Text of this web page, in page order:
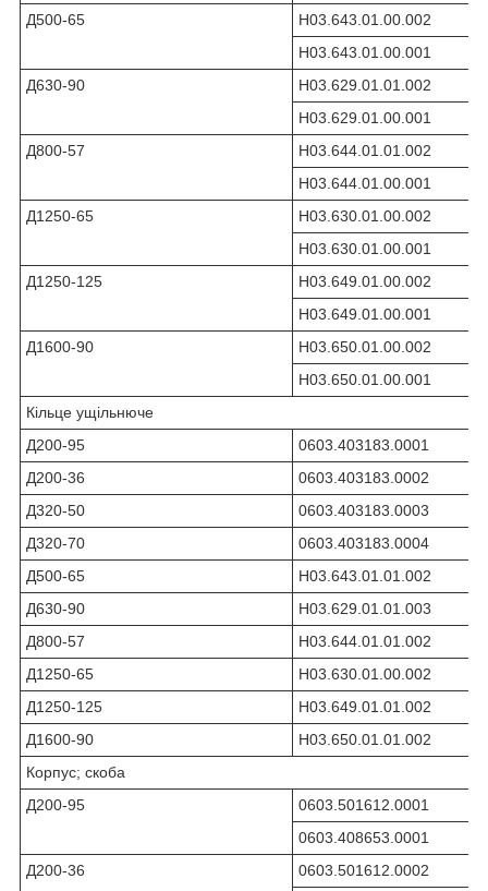
Д500-65
Н03.643.01.00.002
Н03.643.01.00.001
Д630-90
Н03.629.01.01.002
Н03.629.01.00.001
Д800-57
Н03.644.01.01.002
Н03.644.01.00.001
Д1250-65
Н03.630.01.00.002
Н03.630.01.00.001
Д1250-125
Н03.649.01.00.002
Н03.649.01.00.001
Д1600-90
Н03.650.01.00.002
Н03.650.01.00.001
Кільце ущільнюче
Д200-95
0603.403183.0001
Д200-36
0603.403183.0002
Д320-50
0603.403183.0003
Д320-70
0603.403183.0004
Д500-65
Н03.643.01.01.002
Д630-90
Н03.629.01.01.003
Д800-57
Н03.644.01.01.002
Д1250-65
Н03.630.01.00.002
Д1250-125
Н03.649.01.01.002
Д1600-90
Н03.650.01.01.002
Корпус; скоба
Д200-95
0603.501612.0001
0603.408653.0001
Д200-36
0603.501612.0002